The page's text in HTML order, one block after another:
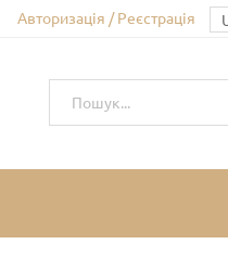
Авторизація / Реєстрація